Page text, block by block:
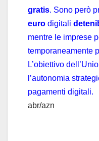
gratis. Sono però
euro digitali
mentre le imprese
temporaneamente
L’obiettivo
l’autonomia
pagamenti digitali.
abr/azn